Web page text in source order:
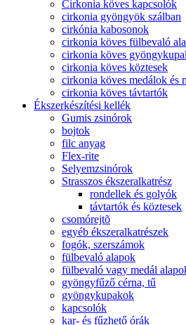
Cirkonia köves kapcsolók
cirkonia gyöngyök szálban
cirkónia kabosonok
cirkonia köves fülbevaló
cirkonia köves
cirkonia köves köztesek
cirkonia köves medálok és
cirkonia köves távtartók
Ékszerkészítési kellék
Gumis zsinórok
bojtok
filc anyag
Flex-rite
Selyemzsinórok
Strasszos ékszeralkatrész
rondellek és golyók
távtartók és köztesek
csomórejtõ
egyéb ékszeralkatrészek
fogók, szerszámok
fülbevaló alapok
fülbevaló vagy medál
gyöngyfűző cérna, tű
gyöngykupakok
kapcsolók
kar- és fűzhető órák